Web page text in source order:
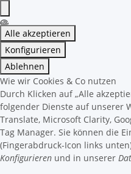
Alle akzeptieren
Konfigurieren
Ablehnen
Wie wir Cookies & Co nutzen
Durch Klicken auf „Alle
folgender Dienste auf unserer
Translate, Microsoft Clarity,
Tag Manager. Sie können die
(Fingerabdruck-Icon links
Konfigurieren und in unserer